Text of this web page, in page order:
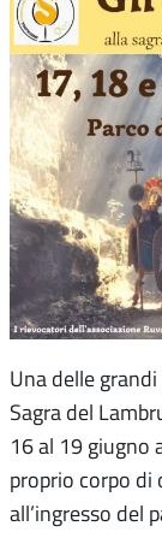
Una delle
Sagra del
16 al 19 giugno
proprio corpo di
all’ingresso del